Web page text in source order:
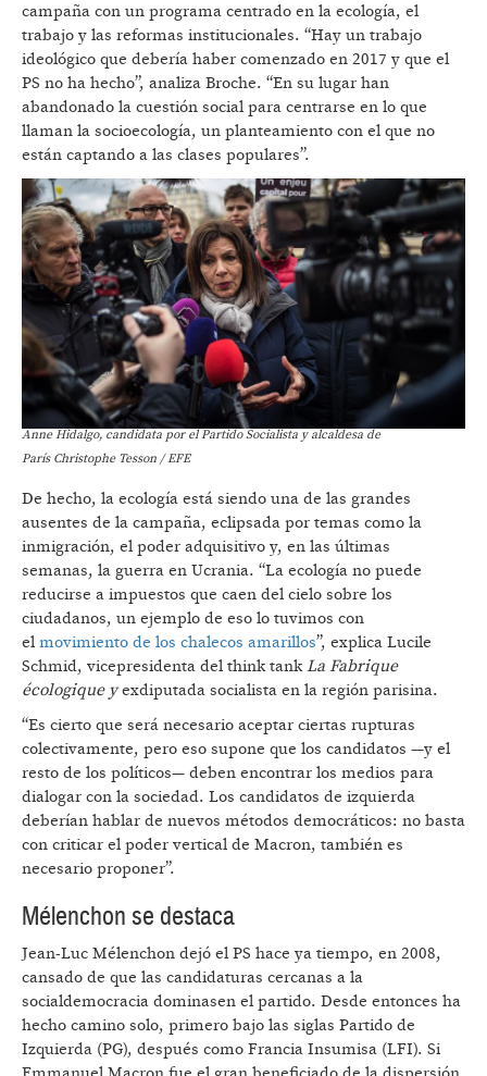
campaña con un programa centrado en la ecología, el
trabajo y las reformas institucionales. “Hay un trabajo
ideológico que debería haber comenzado en 2017 y que el
PS no ha hecho”, analiza Broche. “En su lugar han
abandonado la cuestión social para centrarse en lo que
llaman la socioecología, un planteamiento con el que no
están captando a las clases populares”.
Anne Hidalgo, candidata por el Partido Socialista y alcaldesa de
París Christophe Tesson / EFE
De hecho, la ecología está siendo una de las grandes
ausentes de la campaña, eclipsada por temas como la
inmigración, el poder adquisitivo y, en las últimas
semanas, la guerra en Ucrania. “La ecología no puede
reducirse a impuestos que caen del cielo sobre los
ciudadanos, un ejemplo de eso lo tuvimos con
el movimiento de los chalecos amarillos”, explica Lucile
Schmid, vicepresidenta del think tankLa Fabrique
écologique yexdiputada socialista en la región parisina.
“Es cierto que será necesario aceptar ciertas rupturas
colectivamente, pero eso supone que los candidatos —y el
resto de los políticos— deben encontrar los medios para
dialogar con la sociedad. Los candidatos de izquierda
deberían hablar de nuevos métodos democráticos: no basta
con criticar el poder vertical de Macron, también es
necesario proponer”.
Mélenchon se destaca
Jean-Luc Mélenchon dejó el PS hace ya tiempo, en 2008,
cansado de que las candidaturas cercanas a la
socialdemocracia dominasen el partido. Desde entonces ha
hecho camino solo, primero bajo las siglas Partido de
Izquierda (PG), después como Francia Insumisa (LFI). Si